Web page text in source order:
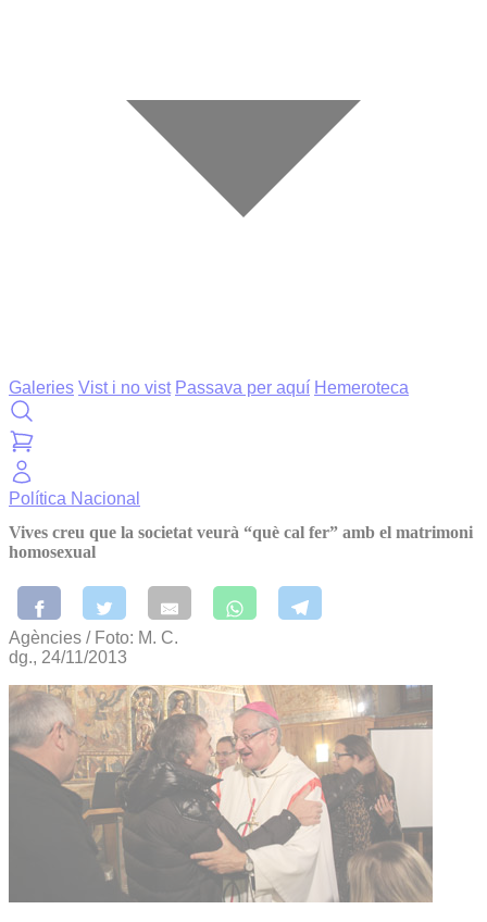
Galeries Vist i no vist Passava per aquí Hemeroteca
Política Nacional
Vives creu que la societat veurà “què cal fer” amb el matrimoni
homosexual
Agències / Foto: M. C.
dg., 24/11/2013